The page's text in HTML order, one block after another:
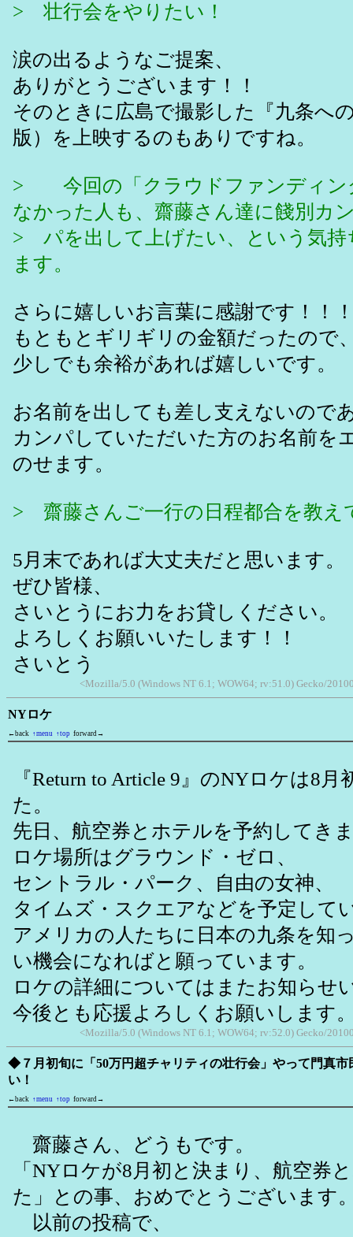
> 壮行会をやりたい！
涙の出るようなご提案、
ありがとうございます！！
そのときに広島で撮影した『九条へ
版）を上映するのもありですね。
> 今回の「クラウドファンディン
なかった人も、齋藤さん達に餞別カ
> パを出して上げたい、という気持
ます。
さらに嬉しいお言葉に感謝です！！
もともとギリギリの金額だったので
少しでも余裕があれば嬉しいです。
お名前を出しても差し支えないので
カンパしていただいた方のお名前を
のせます。
> 齋藤さんご一行の日程都合を教え
5月末であれば大丈夫だと思います。
ぜひ皆様、
さいとうにお力をお貸しください。
よろしくお願いいたします！！
さいとう
<Mozilla/5.0 (Windows NT 6.1; WOW64; rv:51.0) Gecko/
NYロケ
←back ↑menu ↑top forward→
『Return to Article 9』のNYロケは8
た。
先日、航空券とホテルを予約してき
ロケ場所はグラウンド・ゼロ、
セントラル・パーク、自由の女神、
タイムズ・スクエアなどを予定して
アメリカの人たちに日本の九条を知
い機会になればと願っています。
ロケの詳細についてはまたお知らせ
今後とも応援よろしくお願いします
<Mozilla/5.0 (Windows NT 6.1; WOW64; rv:52.0) Gecko/
◆７月初旬に「50万円超チャリティの壮行会」やって門真市
い！
←back ↑menu ↑top forward→
齋藤さん、どうもです。
「NYロケが8月初と決まり、航空券
た」との事、おめでとうございます
以前の投稿で、